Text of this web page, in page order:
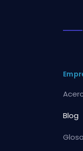
Blog